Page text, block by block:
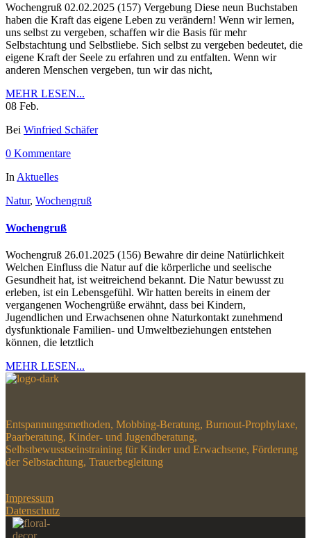
Wochengruß 02.02.2025 (157) Vergebung Diese neun Buchstaben
haben die Kraft das eigene Leben zu verändern! Wenn wir lernen,
uns selbst zu vergeben, schaffen wir die Basis für mehr
Selbstachtung und Selbstliebe. Sich selbst zu vergeben bedeutet, die
eigene Kraft der Seele zu erfahren und zu entfalten. Wenn wir
anderen Menschen vergeben, tun wir das nicht,
MEHR LESEN...
08 Feb.
Bei Winfried Schäfer
0 Kommentare
In Aktuelles
Natur, Wochengruß
Wochengruß
Wochengruß 26.01.2025 (156) Bewahre dir deine Natürlichkeit
Welchen Einfluss die Natur auf die körperliche und seelische
Gesundheit hat, ist weitreichend bekannt. Die Natur bewusst zu
erleben, ist ein Lebensgefühl. Wir hatten bereits in einem der
vergangenen Wochengrüße erwähnt, dass bei Kindern,
Jugendlichen und Erwachsenen ohne Naturkontakt zunehmend
dysfunktionale Familien- und Umweltbeziehungen entstehen
können, die letztlich
MEHR LESEN...
Entspannungsmethoden, Mobbing-Beratung, Burnout-Prophylaxe,
Paarberatung, Kinder- und Jugendberatung,
Selbstbewusstseinstraining für Kinder und Erwachsene, Förderung
der Selbstachtung, Trauerbegleitung
Impressum
Datenschutz